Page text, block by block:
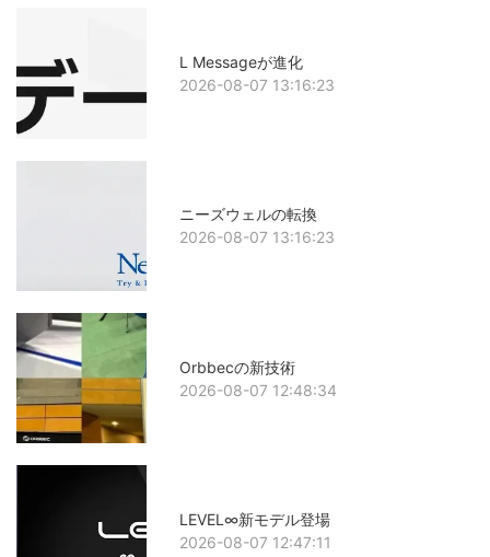
L Messageが進化
2026-08-07 13:16:23
ニーズウェルの転換
2026-08-07 13:16:23
Orbbecの新技術
2026-08-07 12:48:34
LEVEL∞新モデル登場
2026-08-07 12:47:11